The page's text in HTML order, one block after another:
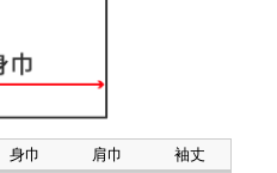
身巾 肩巾
袖丈